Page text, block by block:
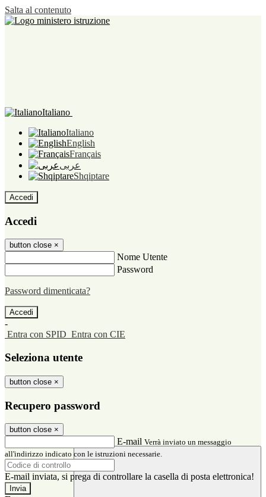
Salta al contenuto
Italiano
Italiano
English
Français
عربى
Shqiptare
Accedi
Accedi
button close ×
Nome Utente
Password
Password dimenticata?
-
Entra con SPID Entra con CIE
Seleziona utente
button close ×
Recupero password
button close ×
E-mail Verrà inviato un messaggio
all'indirizzo indicato con le istruzioni necessarie.
E-mail inviata, si prega di controllare la casella di posta elettronica!